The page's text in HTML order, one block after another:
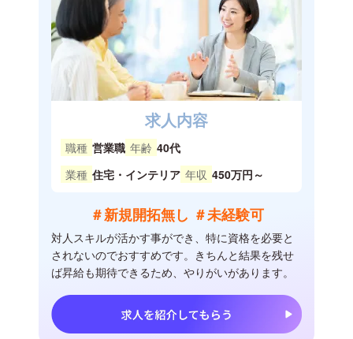
求人内容
職種 営業職 年齢 40代
業種 住宅・インテリア 年収 450万円～
＃新規開拓無し ＃未経験可
対人スキルが活かす事ができ、特に資格を必要と
されないのでおすすめです。きちんと結果を残せ
ば昇給も期待できるため、やりがいがあります。